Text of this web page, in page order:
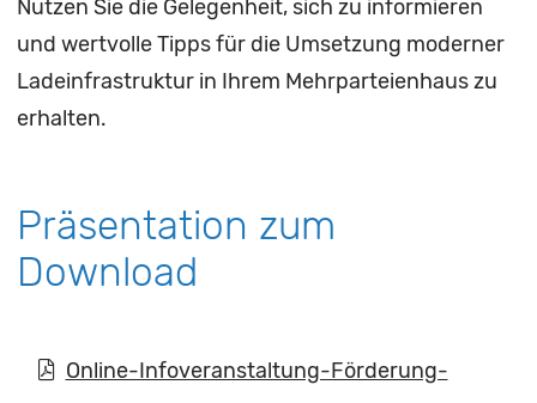
Nutzen Sie die Gelegenheit, sich zu informieren
und wertvolle Tipps für die Umsetzung moderner
Ladeinfrastruktur in Ihrem Mehrparteienhaus zu
erhalten.
Präsentation zum
Download
Online-Infoveranstaltung-Förderung-